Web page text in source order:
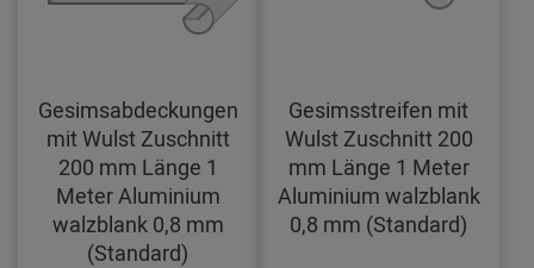
Gesimsabdeckungen
mit Wulst Zuschnitt
200 mm Länge 1
Meter Aluminium
walzblank 0,8 mm
(Standard)
Gesimsstreifen mit
Wulst Zuschnitt 200
mm Länge 1 Meter
Aluminium walzblank
0,8 mm (Standard)